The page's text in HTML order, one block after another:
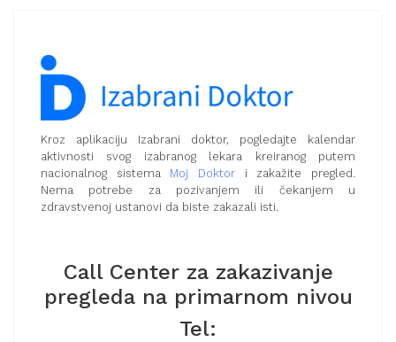
Kroz aplikaciju Izabrani doktor, pogledajte kalendar
aktivnosti svog izabranog lekara kreiranog putem
nacionalnog sistema Moj Doktor i zakažite pregled.
Nema potrebe za pozivanjem ili čekanjem u
zdravstvenoj ustanovi da biste zakazali isti.
Call Center za zakazivanje
pregleda na primarnom nivou
Tel: